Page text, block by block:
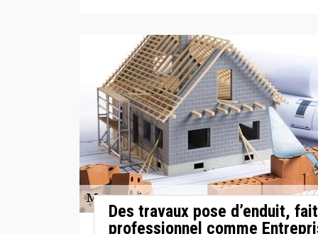
Des travaux pose d’enduit,
professionnel comme